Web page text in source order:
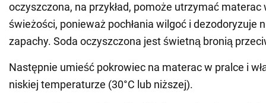
oczyszczona, na przykład, pomoże utrzymać materac
świeżości, ponieważ pochłania wilgoć i dezodoryzuje
zapachy. Soda oczyszczona jest świetną bronią
Następnie umieść pokrowiec na materac w pralce i
niskiej temperaturze (30°C lub niższej).